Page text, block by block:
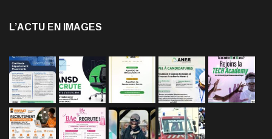
L’ACTU EN IMAGES